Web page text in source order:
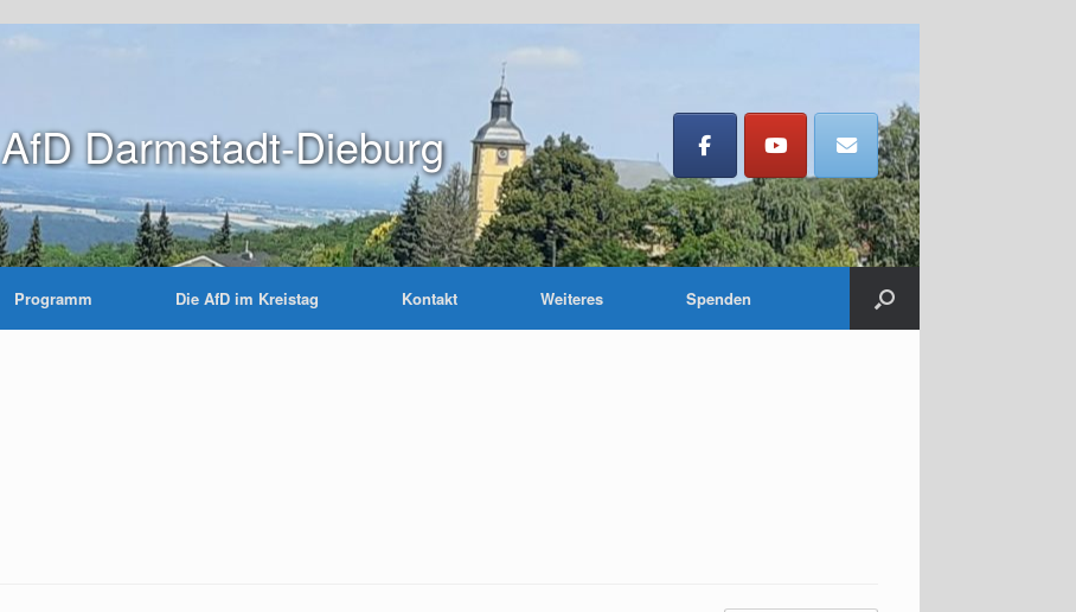
AfD Darmstadt-Dieburg
Programm Die AfD im Kreistag Kontakt Weiteres Spenden